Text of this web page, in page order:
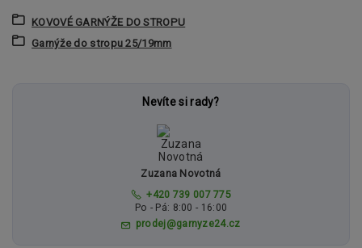
KOVOVÉ GARNÝŽE DO STROPU
Garnýže do stropu 25/19mm
Nevíte si rady?
Zuzana Novotná
+420 739 007 775
Po - Pá: 8:00 - 16:00
prodej@garnyze24.cz